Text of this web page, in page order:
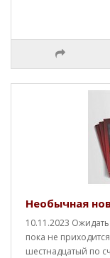
Необычная
10.11.2023
пока не
шестнадцатый по